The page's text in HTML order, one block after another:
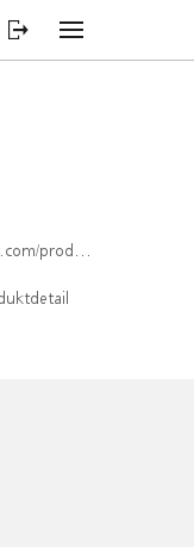
isin/CH1567053140